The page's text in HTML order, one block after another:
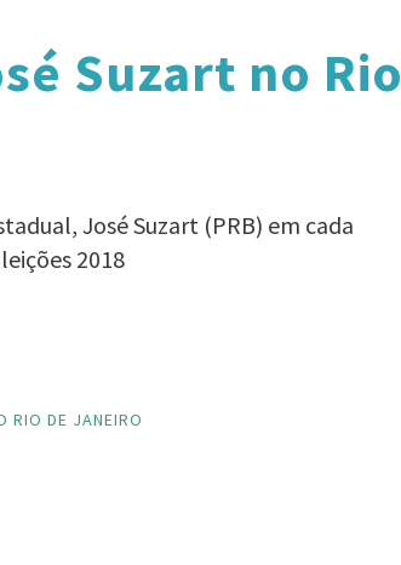
Suzart no Rio
José Suzart (PRB) em cada
2018
RIO DE JANEIRO